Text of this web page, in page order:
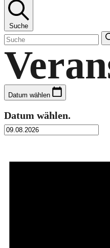
Suche
Datum wählen
Datum wählen.